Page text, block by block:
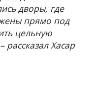
дворы, где
прямо под
цельную
– рассказалХасар